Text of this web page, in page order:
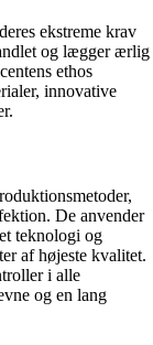
ekstreme krav
og lægger ærlig
ethos
innovative
De anvender
teknologi og
af højeste kvalitet.
i alle
og en lang